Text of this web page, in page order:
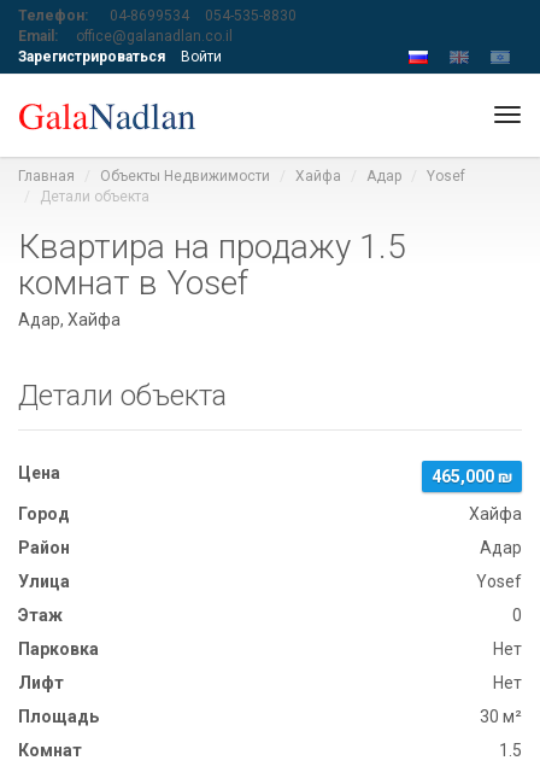
Телефон: 04-8699534
054-535-8830
Email:
office@galanadlan.co.il
Зарегистрироваться
Войти
Главная Объекты Недвижимости Хайфа Адар
Yosef
Детали объекта
Квартира на продажу 1.5
комнат в Yosef
Адар, Хайфа
Детали объекта
Цена
465,000 ₪
Город
Хайфа
Район
Адар
Улица
Yosef
Этаж
0
Парковка
Нет
Лифт
Нет
Площадь
30 м²
Комнат
1.5